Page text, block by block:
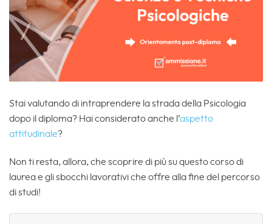
Stai valutando di intraprendere la strada della Psicologia
dopo il diploma? Hai considerato anche l’aspetto
attitudinale?
Non ti resta, allora, che scoprire di più su questo corso di
laurea e gli sbocchi lavorativi che offre alla fine del percorso
di studi!